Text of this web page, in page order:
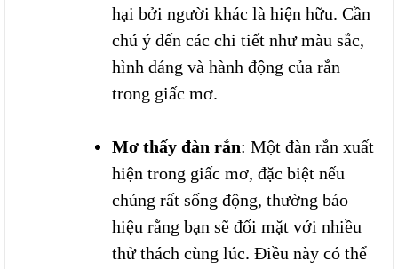
hại bởi người khác là hiện hữu. Cần
chú ý đến các chi tiết như màu sắc,
hình dáng và hành động của rắn
trong giấc mơ.
Mơ thấy đàn rắn: Một đàn rắn xuất
hiện trong giấc mơ, đặc biệt nếu
chúng rất sống động, thường báo
hiệu rằng bạn sẽ đối mặt với nhiều
thử thách cùng lúc. Điều này có thể